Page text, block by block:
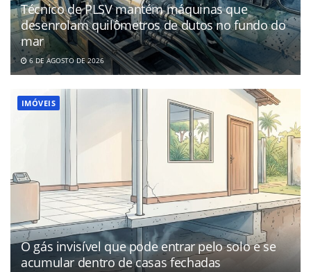
Técnico de PLSV mantém máquinas que
desenrolam quilômetros de dutos no fundo do
mar
6 DE AGOSTO DE 2026
IMÓVEIS
O gás invisível que pode entrar pelo solo e se
acumular dentro de casas fechadas